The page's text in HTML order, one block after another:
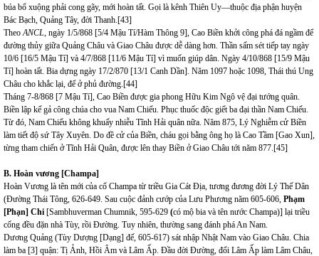
búa bổ xuộng phải cong gãy, mới hoàn tất. Gọi là kênh Thiên Uy—thuộc địa phận huyện
Bác Bạch, Quảng Tây, đời Thanh.[43]
TheoANCL, ngày 1/5/868 [5/4 Mậu Tí/Hàm Thông 9], Cao Biền khởi công phá đá ngầm để
đường thủy giữa Quảng Châu và Giao Châu được dễ dàng hơn. Thần sấm sét tiếp tay ngày
10/6 [16/5 Mậu Tí] và 4/7/868 [11/6 Mậu Tí] vì muốn giúp dân. Ngày 4/10/868 [15/9 Mậu
Tí] hoàn tất. Bia dựng ngày 17/2/870 [13/1 Canh Dần]. Năm 1097 hoặc 1098, Thái thú Ung
Châu cho khắc lại, để ở phủ đường.[44]
Tháng 7-8/868 [7 Mậu Tí], Cao Biền được gia phong Hữu Kim Ngô vệ đại tướng quân.
Biền lập kế gả công chúa cho vua Nam Chiếu. Phục thuốc độc giết ba đại thần Nam Chiếu.
Từ đó, Nam Chiếu không khuấy nhiễu Tĩnh Hải quân nữa. Năm 875, Lý Nghiễm cử Biền
làm tiết độ sứ Tây Xuyên. Do đề cử của Biền, cháu gọi bằng ông họ là Cao Tầm [Gao Xun],
từng tham chiến ở Tĩnh Hải Quân, được lên thay Biền ở Giao Châu tới năm 877.[45]
B. Hoàn vương [Champa]
Hoàn Vương là tên mới của cổ Champa từ triều Gia Cát Địa, tương đương đời Lý Thế Dân
(Đường Thái Tông, 626-649. Sau cuộc đảnh cướp của Lưu Phương năm 605-606, Phạm
[Phạn] Chi [Sambhuverman Chumnik, 595-629 (có mộ bia và tên nước Champa)] lại triều
cống đều đặn nhà Tùy, rồi Đường. Tuy nhiên, thường sang đánh phá An Nam.
Dương Quảng (Tùy Dượng [Dạng] đế, 605-617) sát nhập Nhật Nam vào Giao Châu. Chia
làm ba [3] quận: Tị Ảnh, Hồi Âm và Lâm Ấp. Đầu đời Đường, đổi Lâm Ấp làm Lâm Châu,